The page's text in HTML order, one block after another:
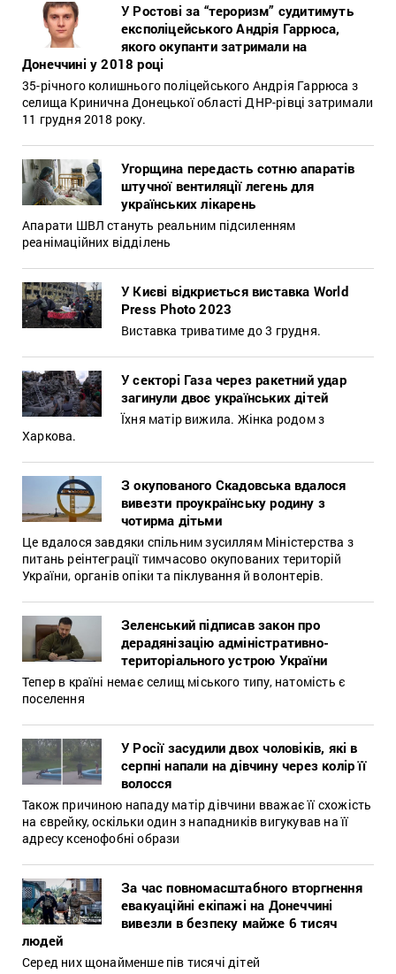
У Ростові за “тероризм” судитимуть
експоліцейського Андрія Гаррюса,
якого окупанти затримали на
Донеччині у 2018 році
35-річного колишнього поліцейського Андрія Гаррюса з
селища Кринична Донецької області ДНР-рівці затримали
11 грудня 2018 року.
Угорщина передасть сотню апаратів
штучної вентиляції легень для
українських лікарень
Апарати ШВЛ стануть реальним підсиленням
реанімаційних відділень
У Києві відкриється виставка World
Press Photo 2023
Виставка триватиме до 3 грудня.
У секторі Газа через ракетний удар
загинули двоє українських дітей
Їхня матір вижила. Жінка родом з
Харкова.
З окупованого Скадовська вдалося
вивезти проукраїнську родину з
чотирма дітьми
Це вдалося завдяки спільним зусиллям Міністерства з
питань реінтеграції тимчасово окупованих територій
України, органів опіки та піклування й волонтерів.
Зеленський підписав закон про
дерадянізацію адміністративно-
територіального устрою України
Тепер в країні немає селищ міського типу, натомість є
поселення
У Росії засудили двох чоловіків, які в
серпні напали на дівчину через колір її
волосся
Також причиною нападу матір дівчини вважає її схожість
на єврейку, оскільки один з нападників вигукував на її
адресу ксенофобні образи
За час повномасштабного вторгнення
евакуаційні екіпажі на Донеччині
вивезли в безпеку майже 6 тисяч
людей
Серед них щонайменше пів тисячі дітей